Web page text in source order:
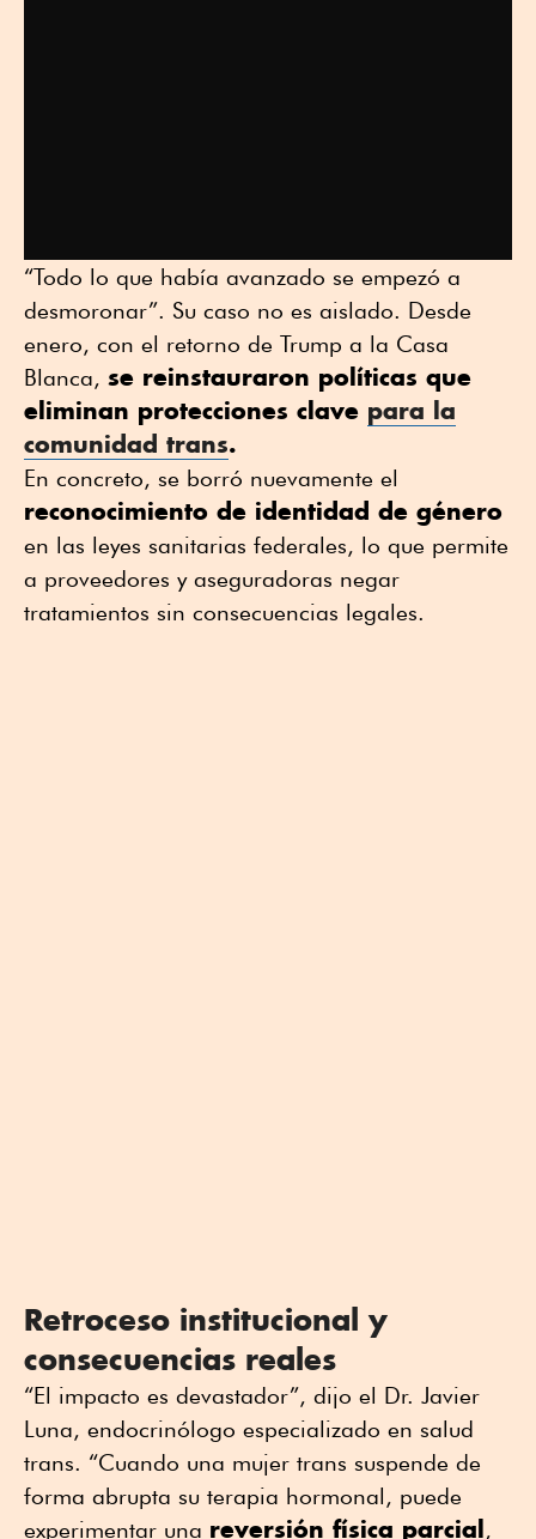
“Todo lo que había avanzado se empezó a
desmoronar”. Su caso no es aislado. Desde
enero, con el retorno de Trump a la Casa
Blanca, se reinstauraron políticas que
eliminan protecciones clave para la
comunidad trans.
En concreto, se borró nuevamente el
reconocimiento de identidad de género
en las leyes sanitarias federales, lo que permite
a proveedores y aseguradoras negar
tratamientos sin consecuencias legales.
Retroceso institucional y
consecuencias reales
“El impacto es devastador”, dijo el Dr. Javier
Luna, endocrinólogo especializado en salud
trans. “Cuando una mujer trans suspende de
forma abrupta su terapia hormonal, puede
experimentar una reversión física parcial ,